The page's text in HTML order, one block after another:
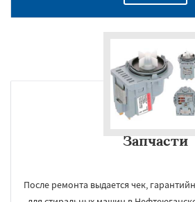
Запчасти
После ремонта выдается чек,